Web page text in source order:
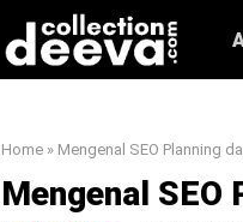
Home » Mengenal SEO Planning
Mengenal SEO